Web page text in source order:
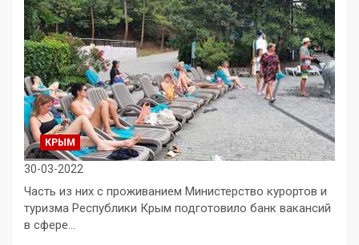
КРЫМ
30-03-2022
Часть из них с проживанием Министерство курортов и
туризма Республики Крым подготовило банк вакансий
в сфере…